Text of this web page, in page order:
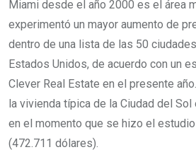
Miami desde el año 2000 es el área
experimentó un mayor aumento de
dentro de una lista de las 50
Estados Unidos, de acuerdo con un
Clever Real Estate en el presente
la vivienda típica de la Ciudad del
en el momento que se hizo el
(472.711 dólares).